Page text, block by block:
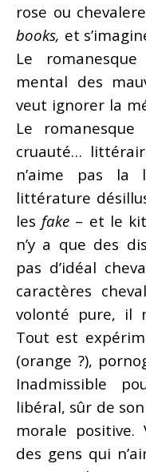
rose ou
books, et
Le
mental des
veut ignorer la
Le
cruauté…
n’aime pas la
littérature
les fake – et le
n’y a que des
pas d’idéal
caractères
volonté pure, il
Tout est
(orange ?),
Inadmissible
libéral, sûr de
morale positive.
des gens qui